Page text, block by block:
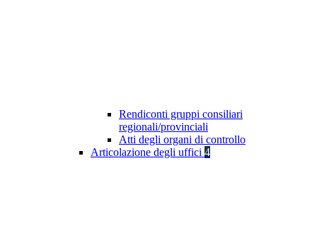
Rendiconti gruppi consiliari
regionali/provinciali
Atti degli organi di controllo
Articolazione degli uffici 4